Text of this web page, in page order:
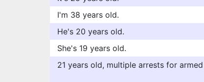
I'm 38 years old.
He's 20 years old.
She's 19 years old.
21 years old, multiple arrests for